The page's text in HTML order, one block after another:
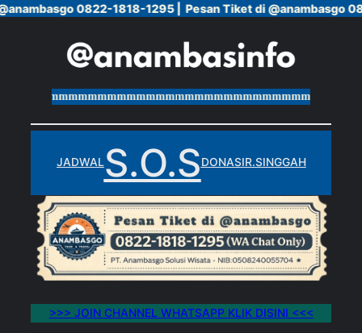
0822-1818-1295 | Pesan Tiket di @anambasgo
JADWALS.O.SDONASIR.SINGGAH
>>> JOIN CHANNEL WHATSAPP KLIK DISINI <<<
0822-1818-1295 | Pesan Tiket di @anambasgo